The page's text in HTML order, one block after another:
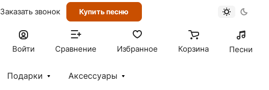
Заказать звонок Купить песню
Войти Сравнение Избранное Корзина Песни
Подарки Аксессуары